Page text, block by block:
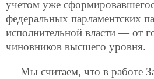
учетом уже
федеральных парламентских
исполнительной власти — от
чиновников высшего уровня.
Мы считаем, что в работе